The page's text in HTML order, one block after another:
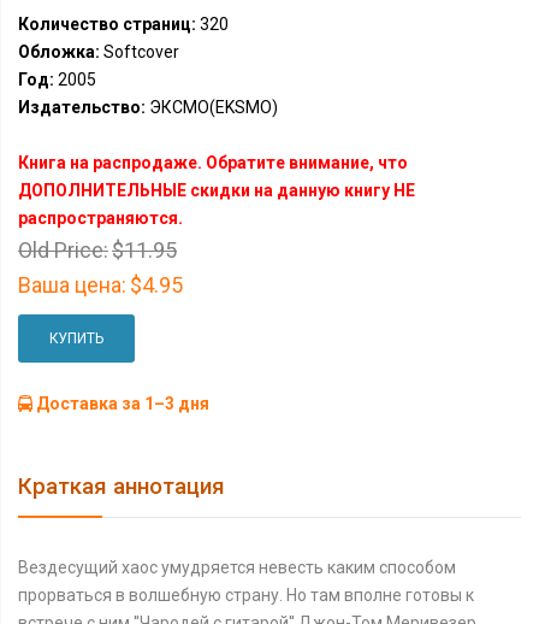
Количество страниц: 320
Обложка: Softcover
Год: 2005
Издательство: ЭКСМО(EKSMO)
Книга на распродаже. Обратите внимание, что
ДОПОЛНИТЕЛЬНЫЕ скидки на данную книгу НЕ
распространяются.
Old Price:$11.95
Ваша цена: $4.95
КУПИТЬ
Доставка за 1–3 дня
Краткая аннотация
Вездесущий хаос умудряется невесть каким способом
прорваться в волшебную страну. Но там вполне готовы к